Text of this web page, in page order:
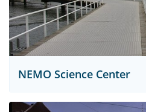
NEMO Science Center